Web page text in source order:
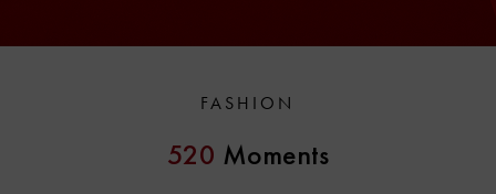
FASHION
520 Moments